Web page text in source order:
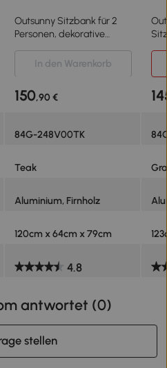
Outsunny Sitzbank für 2
Personen, dekorative
Terrasse,
Gussaluminium+Naturholz,
In den Warenkorb
150,90 €
84G-248V00TK
Teak
Aluminium, Firnholz
120cm x 64cm x 79cm
4.8
antwortet (0)
stellen